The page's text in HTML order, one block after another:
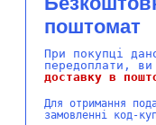
поштомат
При покупці
передоплати, ви
доставку в
Для отримання
замовленні код-